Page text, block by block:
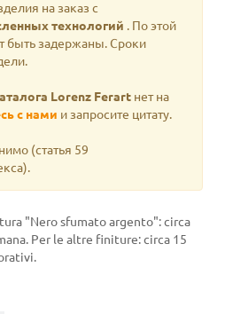
на заказ с
технологий . По этой
быть задержаны. Сроки
Lorenz Ferart нет на
с нами и запросите цитату.
(статья 59
"Nero sfumato argento": circa
Per le altre finiture: circa 15